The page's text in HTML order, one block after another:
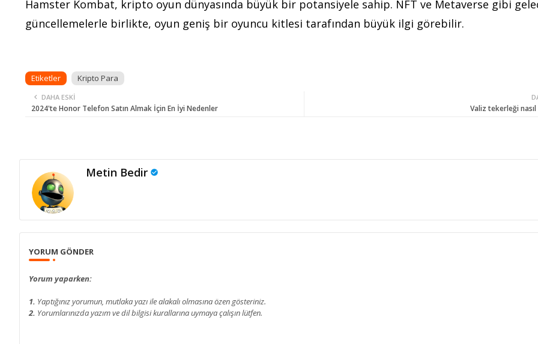
Hamster Kombat, kripto oyun dünyasında büyük bir potansiyele sahip. NFT ve Metaverse gibi
güncellemelerle birlikte, oyun geniş bir oyuncu kitlesi tarafından büyük ilgi görebilir.
Etiketler Kripto Para
Valiz tekerleği
DAHA ESKI
2024'te Honor Telefon Satın Almak İçin En İyi Nedenler
Metin Bedir
YORUM GÖNDER
Yorum yaparken:
1. Yaptığınız yorumun, mutlaka yazı ile alakalı olmasına özen gösteriniz.
2. Yorumlarınızda yazım ve dil bilgisi kurallarına uymaya çalışın lütfen.